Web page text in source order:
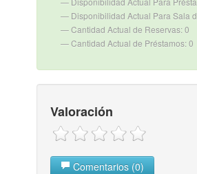
Disponibilidad Actual Para Sala
Cantidad Actual de Reservas: 0
Cantidad Actual de Préstamos: 0
Valoración
Comentarios (0)